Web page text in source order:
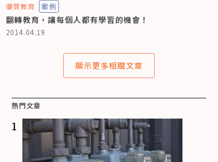
優質教育 案例
翻轉教育，讓每個人都有學習的機會！
2014.04.19
顯示更多相關文章
熱門文章
1